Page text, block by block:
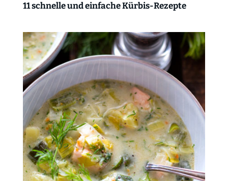
11 schnelle und einfache Kürbis-Rezepte